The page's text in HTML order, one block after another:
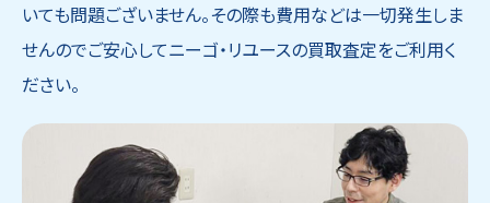
いても問題ございません。その際も費用などは一切発生しま
せんのでご安心してニーゴ・リユースの買取査定をご利用く
ださい。